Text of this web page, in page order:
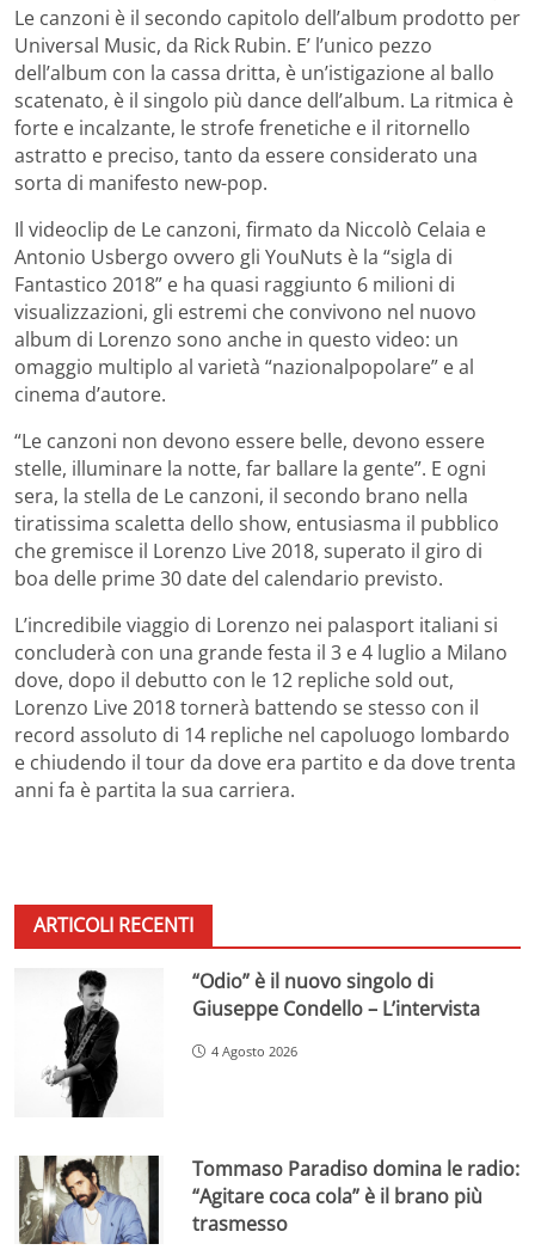
Le canzoni è il secondo capitolo dell’album prodotto per
Universal Music, da Rick Rubin. E’ l’unico pezzo
dell’album con la cassa dritta, è un’istigazione al ballo
scatenato, è il singolo più dance dell’album. La ritmica è
forte e incalzante, le strofe frenetiche e il ritornello
astratto e preciso, tanto da essere considerato una
sorta di manifesto new-pop.
Il videoclip de Le canzoni, firmato da Niccolò Celaia e
Antonio Usbergo ovvero gli YouNuts è la “sigla di
Fantastico 2018” e ha quasi raggiunto 6 milioni di
visualizzazioni, gli estremi che convivono nel nuovo
album di Lorenzo sono anche in questo video: un
omaggio multiplo al varietà “nazionalpopolare” e al
cinema d’autore.
“Le canzoni non devono essere belle, devono essere
stelle, illuminare la notte, far ballare la gente”. E ogni
sera, la stella de Le canzoni, il secondo brano nella
tiratissima scaletta dello show, entusiasma il pubblico
che gremisce il Lorenzo Live 2018, superato il giro di
boa delle prime 30 date del calendario previsto.
L’incredibile viaggio di Lorenzo nei palasport italiani si
concluderà con una grande festa il 3 e 4 luglio a Milano
dove, dopo il debutto con le 12 repliche sold out,
Lorenzo Live 2018 tornerà battendo se stesso con il
record assoluto di 14 repliche nel capoluogo lombardo
e chiudendo il tour da dove era partito e da dove trenta
anni fa è partita la sua carriera.
ARTICOLI RECENTI
“Odio” è il nuovo singolo di
Giuseppe Condello – L’intervista
4 Agosto 2026
Tommaso Paradiso domina le radio:
“Agitare coca cola” è il brano più
trasmesso